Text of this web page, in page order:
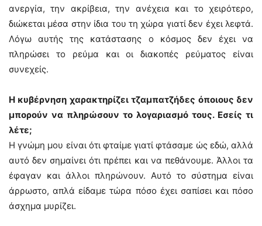
ανεργία, την ακρίβεια, την ανέχεια και το χειρότερο,
διώκεται μέσα στην ίδια του τη χώρα γιατί δεν έχει λεφτά.
Λόγω αυτής της κατάστασης ο κόσμος δεν έχει να
πληρώσει το ρεύμα και οι διακοπές ρεύματος είναι
συνεχείς.
Η κυβέρνηση χαρακτηρίζει τζαμπατζήδες όποιους δεν
μπορούν να πληρώσουν το λογαριασμό τους. Εσείς τι
λέτε;
Η γνώμη μου είναι ότι φταίμε γιατί φτάσαμε ώς εδώ, αλλά
αυτό δεν σημαίνει ότι πρέπει και να πεθάνουμε. Άλλοι τα
έφαγαν και άλλοι πληρώνουν. Αυτό το σύστημα είναι
άρρωστο, απλά είδαμε τώρα πόσο έχει σαπίσει και πόσο
άσχημα μυρίζει.